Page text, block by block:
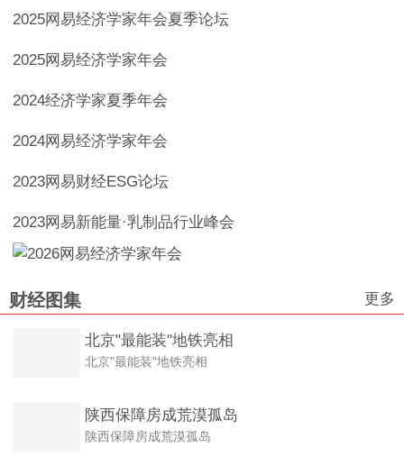
2025网易经济学家年会夏季论坛
2025网易经济学家年会
2024经济学家夏季年会
2024网易经济学家年会
2023网易财经ESG论坛
2023网易新能量·乳制品行业峰会
财经图集 更多
北京"最能装"地铁亮相
北京"最能装"地铁亮相
陕西保障房成荒漠孤岛
陕西保障房成荒漠孤岛